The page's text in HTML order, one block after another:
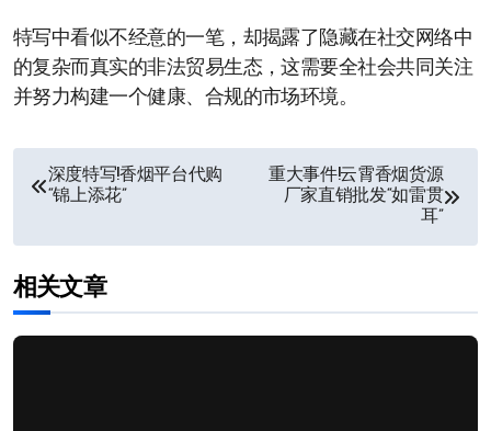
特写中看似不经意的一笔，却揭露了隐藏在社交网络中
的复杂而真实的非法贸易生态，这需要全社会共同关注
并努力构建一个健康、合规的市场环境。
文
导
航
深度特写!香烟平台代购
“锦上添花”
重大事件!云霄香烟货源
厂家直销批发“如雷贯
耳”
相关文章